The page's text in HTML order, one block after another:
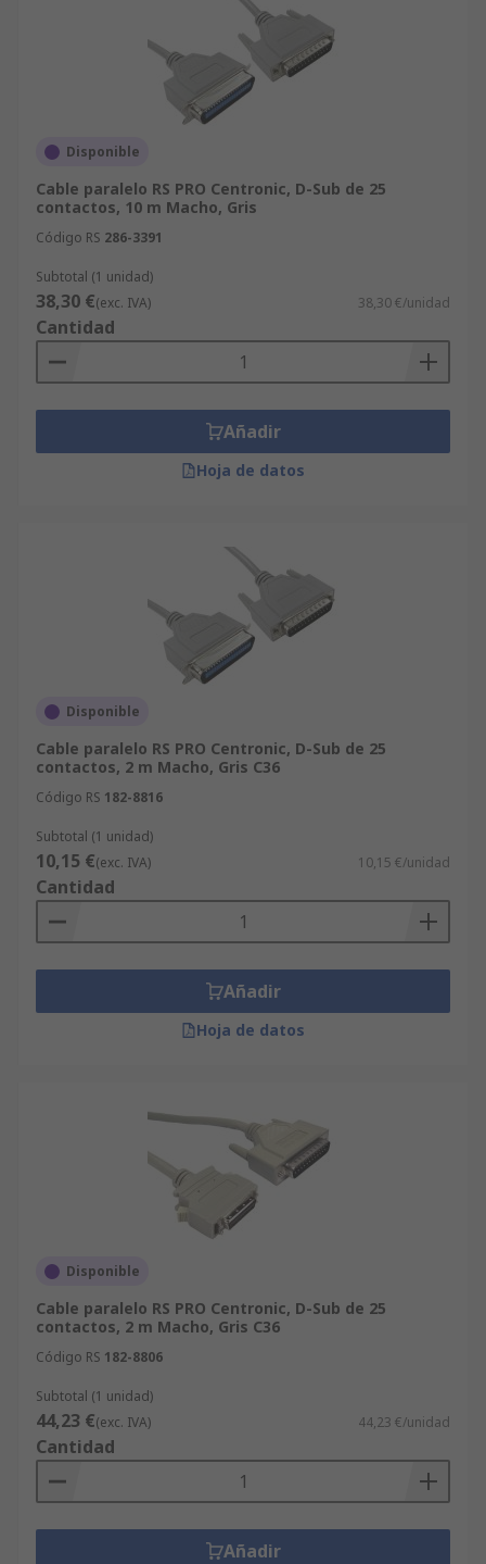
Disponible
Cable paralelo RS PRO Centronic, D-Sub de 25
contactos, 10 m Macho, Gris
Código RS 286-3391
Subtotal (1 unidad)
38,30 €(exc. IVA) 38,30 €/unidad
Cantidad
Añadir
Hoja de datos
Disponible
Cable paralelo RS PRO Centronic, D-Sub de 25
contactos, 2 m Macho, Gris C36
Código RS 182-8816
Subtotal (1 unidad)
10,15 €(exc. IVA) 10,15 €/unidad
Cantidad
Añadir
Hoja de datos
Disponible
Cable paralelo RS PRO Centronic, D-Sub de 25
contactos, 2 m Macho, Gris C36
Código RS 182-8806
Subtotal (1 unidad)
44,23 €(exc. IVA) 44,23 €/unidad
Cantidad
Añadir